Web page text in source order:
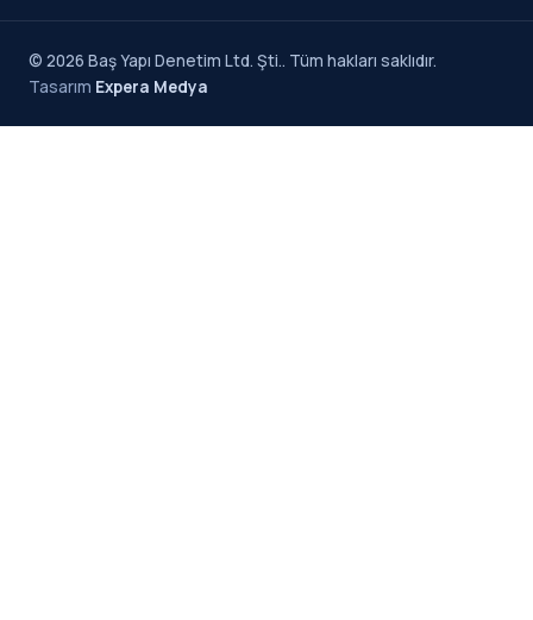
© 2026 Baş Yapı Denetim Ltd. Şti.. Tüm hakları saklıdır.
Tasarım Expera Medya